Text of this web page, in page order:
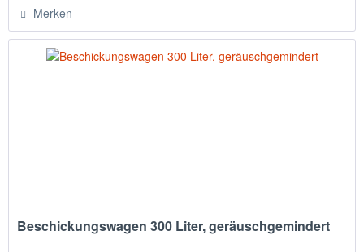
Merken
Beschickungswagen 300 Liter, geräuschgemindert